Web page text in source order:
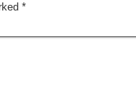
*